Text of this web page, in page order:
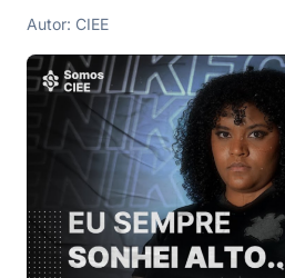
Autor: CIEE